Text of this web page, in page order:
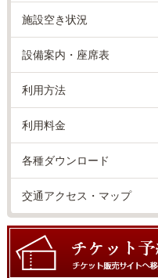
施設空き状況
設備案内・座席表
利用方法
利用料金
各種ダウンロード
交通アクセス・マップ